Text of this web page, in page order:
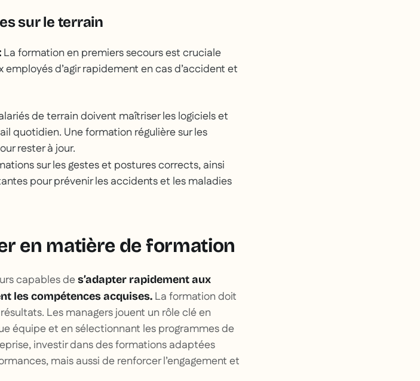
sur le terrain
La formation en premiers secours est cruciale
d’agir rapidement en cas d’accident et
de terrain doivent maîtriser les logiciels et
quotidien. Une formation régulière sur les
rester à jour.
sur les gestes et postures corrects, ainsi
pour prévenir les accidents et les maladies
en matière de formation
capables des’adapter rapidement aux
les compétences acquises. La formation doit
Les managers jouent un rôle clé en
équipe et en sélectionnant les programmes de
investir dans des formations adaptées
mais aussi de renforcer l’engagement et